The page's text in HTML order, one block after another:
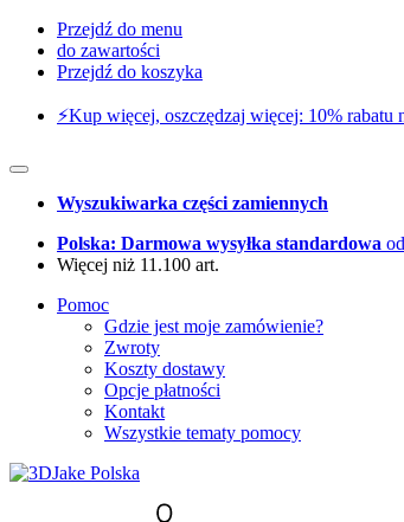
Przejdź do menu
do zawartości
Przejdź do koszyka
⚡️Kup więcej, oszczędzaj więcej: 10%
Wyszukiwarka części zamiennych
Polska: Darmowa wysyłka standardowa
Więcej niż 11.100 art.
Pomoc
Gdzie jest moje zamówienie?
Zwroty
Koszty dostawy
Opcje płatności
Kontakt
Wszystkie tematy pomocy